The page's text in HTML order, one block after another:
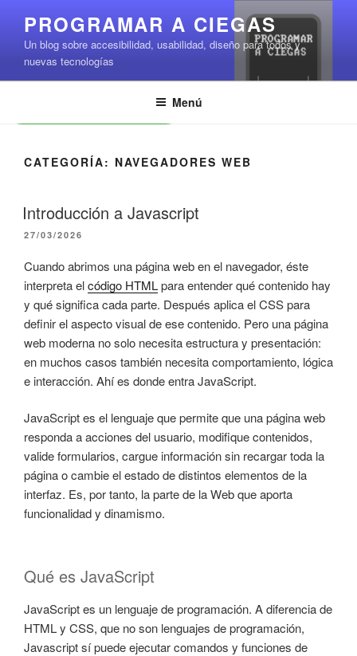
contenido
PROGRAMAR A CIEGAS
Un blog sobre accesibilidad, usabilidad, diseño para todos y
nuevas tecnologías
Menú
Leer contenido
CATEGORÍA: NAVEGADORES WEB
Introducción a Javascript
PUBLICADO
27/03/2026
Cuando abrimos una página web en el navegador, éste
interpreta elcódigo HTMLpara entender qué contenido hay
y qué significa cada parte. Después aplica el CSS para
definir el aspecto visual de ese contenido. Pero una página
web moderna no solo necesita estructura y presentación:
en muchos casos también necesita comportamiento, lógica
e interacción. Ahí es donde entra JavaScript.
JavaScript es el lenguaje que permite que una página web
responda a acciones del usuario, modifique contenidos,
valide formularios, cargue información sin recargar toda la
página o cambie el estado de distintos elementos de la
interfaz. Es, por tanto, la parte de la Web que aporta
funcionalidad y dinamismo.
Qué es JavaScript
JavaScript es un lenguaje de programación. A diferencia de
HTML y CSS, que no son lenguajes de programación,
Javascript sí puede ejecutar comandos y funciones de